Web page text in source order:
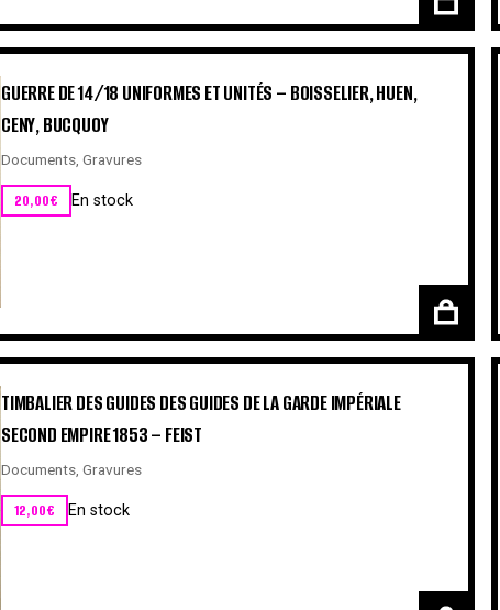
GUERRE DE 14/18 UNIFORMES ET UNITÉS – BOISSELIER, HUEN,
CENY, BUCQUOY
Documents Gravures
20,00€ En stock
TIMBALIER DES GUIDES DES GUIDES DE LA GARDE IMPÉRIALE
SECOND EMPIRE 1853 – FEIST
Documents, Gravures
12,00€ En stock